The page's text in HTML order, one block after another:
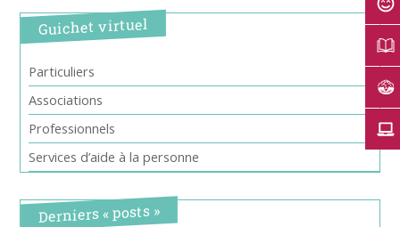
Guichet virtuel
Particuliers
Associations
Professionnels
Services d’aide à la personne
Derniers « posts »